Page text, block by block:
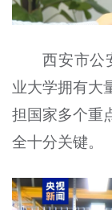
西安市公
业大学拥有大
担国家多个重
全十分关键。